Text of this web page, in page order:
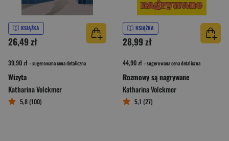
KSIĄŻKA
26,49 zł
39,90 zł - sugerowana cena detaliczna
Wizyta
Katharina Volckmer
5,8 (100)
KSIĄŻKA
28,99 zł
44,90 zł - sugerowana cena detaliczna
Rozmowy są nagrywane
Katharina Volckmer
5,1 (27)